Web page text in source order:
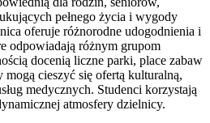
pełnego życia i wygody
oferuje różnorodne udogodnienia i
odpowiadają różnym grupom
docenią liczne parki, place zabaw
cieszyć się ofertą kulturalną,
medycznych. Studenci korzystają
atmosfery dzielnicy.